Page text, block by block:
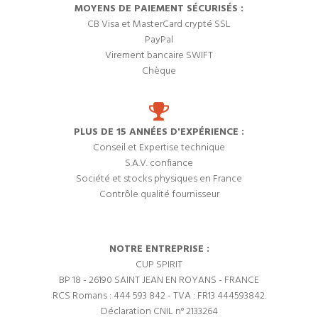
MOYENS DE PAIEMENT SÉCURISÉS :
CB Visa et MasterCard crypté SSL
PayPal
Virement bancaire SWIFT
Chèque
PLUS DE 15 ANNÉES D'EXPÉRIENCE :
Conseil et Expertise technique
S.A.V. confiance
Société et stocks physiques en France
Contrôle qualité fournisseur
NOTRE ENTREPRISE :
CUP SPIRIT
BP 18 - 26190 SAINT JEAN EN ROYANS - FRANCE
RCS Romans : 444 593 842 - TVA : FR13 444593842.
Déclaration CNIL n° 2133264